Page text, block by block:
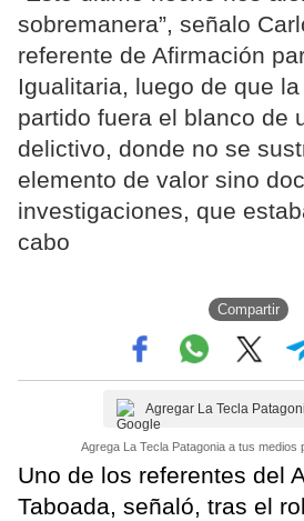
sobremanera”, señalo
referente de Afirmación
Igualitaria, luego de que
partido fuera el blanco de
delictivo, donde no se
elemento de valor sino
investigaciones, que
cabo
Compartir
Agregar La Tecla
Agrega La Tecla Patagonia a tus medios
Uno de los referentes del
Taboada, señaló, tras el